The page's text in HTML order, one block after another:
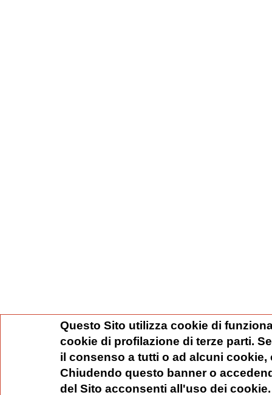
Questo Sito utilizza cookie di
cookie di profilazione di terze parti.
il consenso a tutti o ad alcuni
Chiudendo questo banner o
del Sito acconsenti all'uso dei cookie.